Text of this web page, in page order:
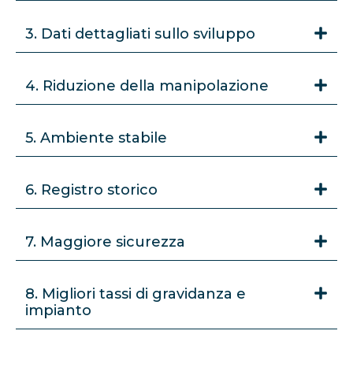
3. Dati dettagliati sullo sviluppo
4. Riduzione della manipolazione
5. Ambiente stabile
6. Registro storico
7. Maggiore sicurezza
8. Migliori tassi di gravidanza e
impianto